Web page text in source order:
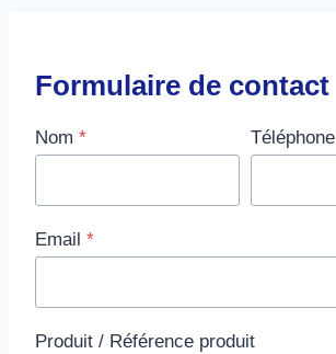
Formulaire de contact
Nom * Téléphone
Email *
Produit / Référence produit